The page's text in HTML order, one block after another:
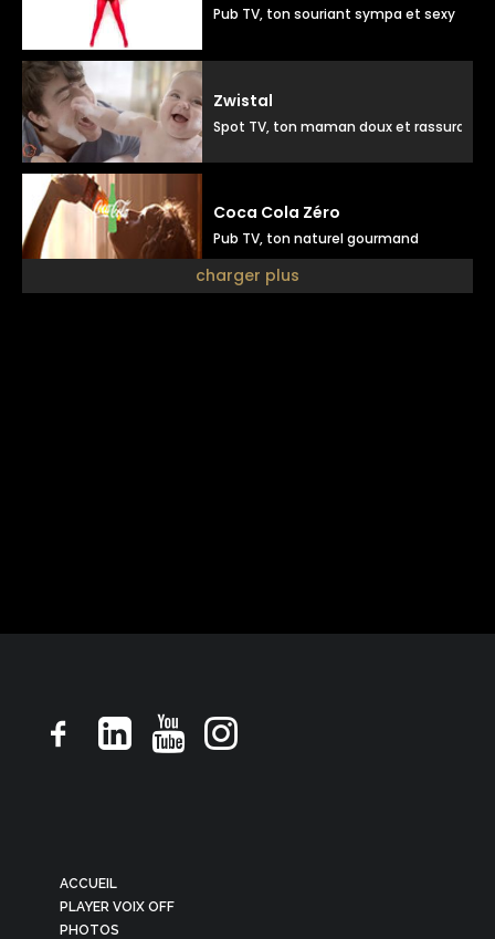
Pub TV, ton souriant sympa et sexy
Zwistal
Spot TV, ton maman doux et rassurant
Coca Cola Zéro
Pub TV, ton naturel gourmand
charger plus
ACCUEIL
PLAYER VOIX OFF
PHOTOS